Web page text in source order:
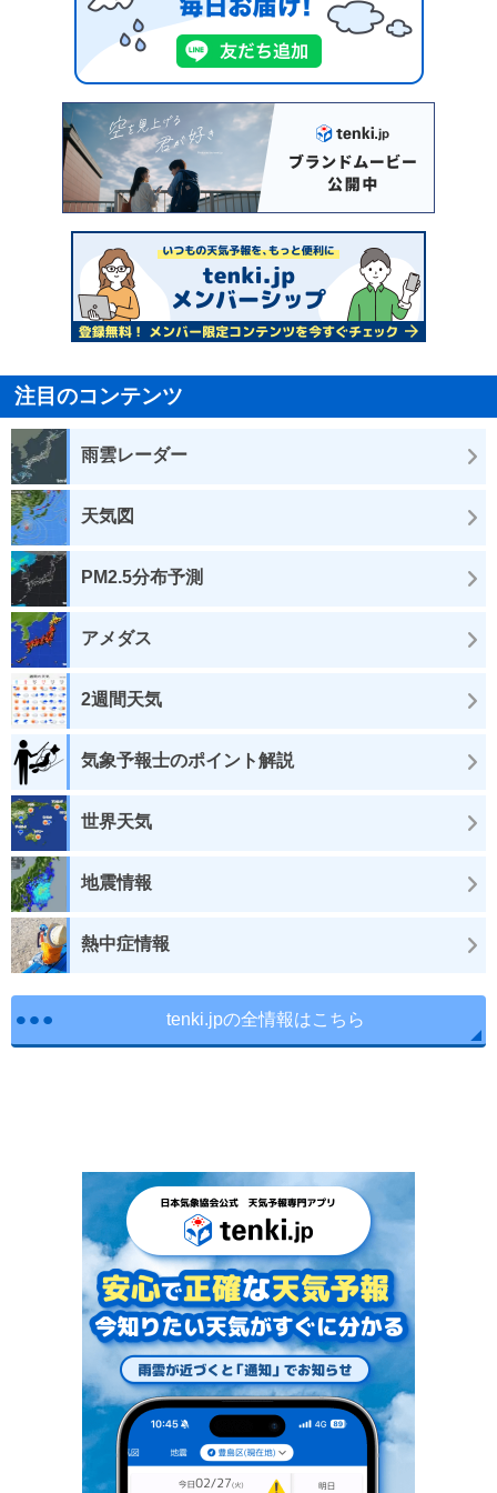
注目のコンテンツ
雨雲レーダー
天気図
PM2.5分布予測
アメダス
2週間天気
気象予報士のポイント解説
世界天気
地震情報
熱中症情報
tenki.jpの全情報はこちら